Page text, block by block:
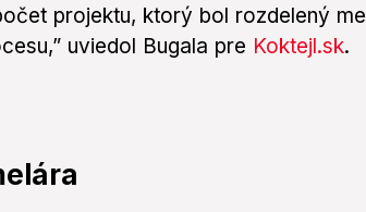
projektu, ktorý bol rozdelený
uviedol Bugala pre Koktejl.sk.